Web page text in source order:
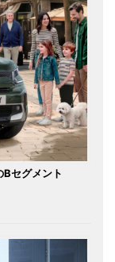
セグメント